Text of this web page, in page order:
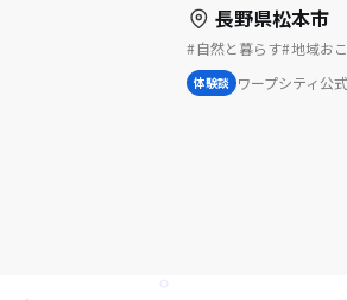
長野県松本市
自然と暮らす 地域お
歴史をつむぐ 移住体験
地域おこし協力隊に聞
体験談 ワープシティ公式